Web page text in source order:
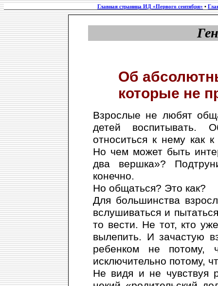
Главная страница ИД «Первого сентября» •
Об
которые не
Взрослые не любят
детей воспитывать.
относиться к нему как
Но чем может быть
два вершка»?
конечно.
Но общаться? Это как?
Для большинства
вслушиваться и
то вести. Не тот, кто
вылепить. И зачастую
ребенком не
исключительно потому,
Не видя и не чувствуя